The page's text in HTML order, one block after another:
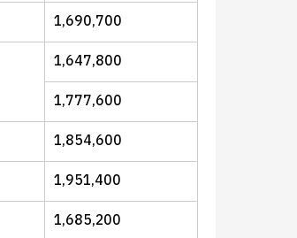
1,690,700
1,647,800
1,777,600
1,854,600
1,951,400
1,685,200